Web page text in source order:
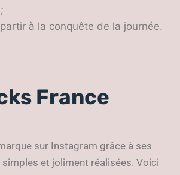
à la conquête de la journée.
France
sur Instagram grâce à ses
et joliment réalisées. Voici